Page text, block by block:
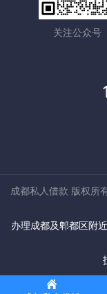
关注公众号
成都私人借款 版权所
办理成都及郫都区附